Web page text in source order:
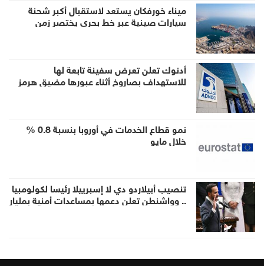
ميناء خورفكان يستعد لاستقبال أكبر شحنة
سيارات صينية عبر خط بحري يختصر زمن
الشحن للشرق الأوسط
أدنوك تعلن تعرض سفينة تابعة لها
للاستهداف بصاروخ أثناء عبورها مضيق هرمز
نمو قطاع الخدمات في أوروبا بنسبة 0.8 %
خلال مايو
تنصيب أبيلاردو دي لا إسبرييلا رئيسا لكولومبيا
.. وواشنطن تعلن دعمها بمساعدات أمنية بمليار
دولار